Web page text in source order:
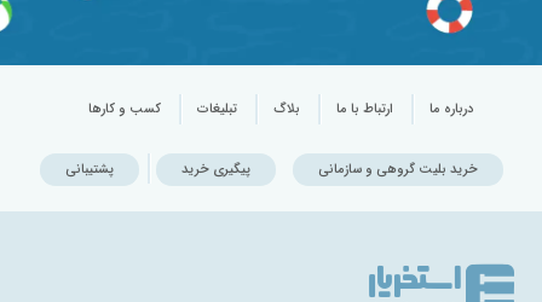
درباره ما ارتباط با ما بلاگ تبلیغات کسب و کارها
خرید بلیت گروهی و سازمانی پیگیری خرید پشتیبانی